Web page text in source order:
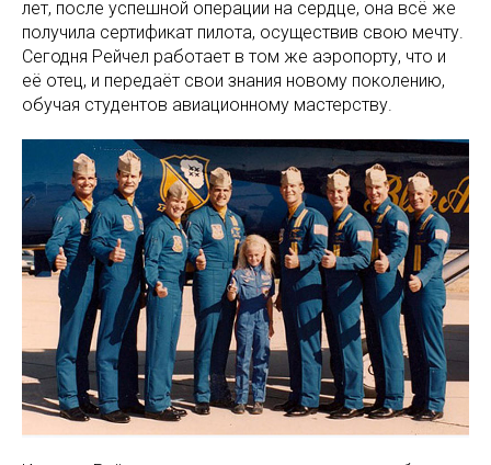
лет, после успешной операции на сердце, она всё же
получила сертификат пилота, осуществив свою мечту.
Сегодня Рейчел работает в том же аэропорту, что и
её отец, и передаёт свои знания новому поколению,
обучая студентов авиационному мастерству.